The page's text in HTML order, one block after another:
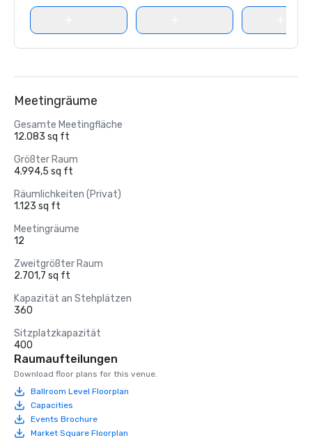
Meetingräume
Gesamte Meetingfläche
12.083 sq ft
Größter Raum
4.994,5 sq ft
Räumlichkeiten (Privat)
1.123 sq ft
Meetingräume
12
Zweitgrößter Raum
2.701,7 sq ft
Kapazität an Stehplätzen
360
Sitzplatzkapazität
400
Raumaufteilungen
Download floor plans for this venue.
Ballroom Level Floorplan
Capacities
Events Brochure
Market Square Floorplan